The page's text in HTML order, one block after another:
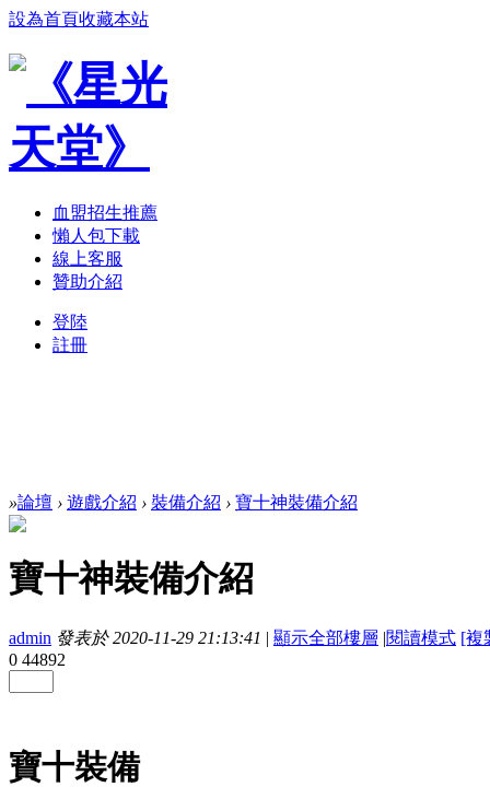
設為首頁收藏本站
血盟招生推薦
懶人包下載
線上客服
贊助介紹
登陸
註冊
»論壇 › 遊戲介紹 › 裝備介紹 › 寶十神裝備介紹
寶十神裝備介紹
admin 發表於 2020-11-29 21:13:41 | 顯示全部樓層 |閱讀模式 [複
0 44892
寶十裝備